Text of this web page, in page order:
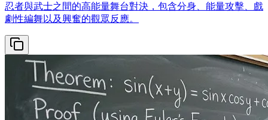
忍者與武士之間的高能量舞台對決，包含分身、能量攻擊、戲
劇性編舞以及興奮的觀眾反應。